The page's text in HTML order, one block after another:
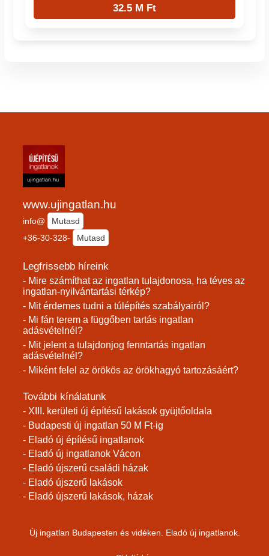
32.5 M Ft
www.ujingatlan.hu
info@
Mutasd
+36-30-328-
Mutasd
Legfrissebb híreink
- Mire számíthat az ingatlan tulajdonosa, ha téves az
ingatlan-nyilvántartási térkép?
- Mit érdemes tudni a túlépítés szabályairól?
- Mi fán terem a függőben tartás ingatlan
adásvételnél?
- Mit jelent a tulajdonjog fenntartás ingatlan
adásvételnél?
- Miként felel az örökös az örökhagyó tartozásáért?
További kínálatunk
- XIII. kerületi új építésű lakások gyüjtőoldala
- Budapesti új ingatlan 50 M Ft-ig
- Eladó új építésű ingatlanok
- Eladó új ingatlanok Vácon
- Eladó újszerű családi házak
- Eladó újszerű lakások
- Eladó újszerű lakások, házak
Új ingatlan Budapesten és vidéken. Eladó új ingatlanok.